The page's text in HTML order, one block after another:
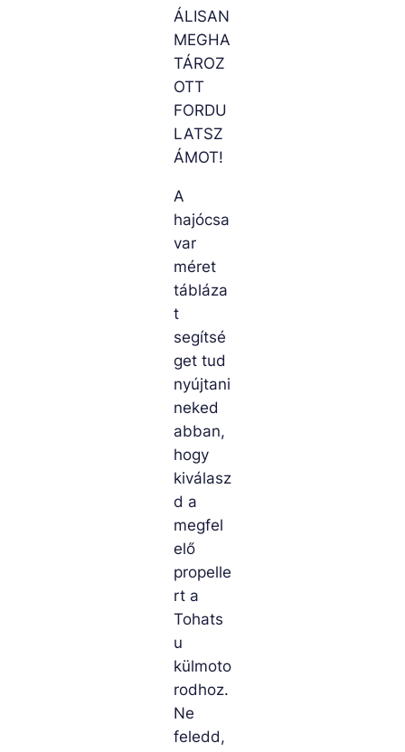
ÁLISAN
MEGHA
TÁROZ
OTT
FORDU
LATSZ
ÁMOT!
A
hajócsa
var
méret
tábláza
t
segítsé
get tud
nyújtani
neked
abban,
hogy
kiválasz
d a
megfel
elő
propelle
rt a
Tohats
u
külmoto
rodhoz.
Ne
feledd,